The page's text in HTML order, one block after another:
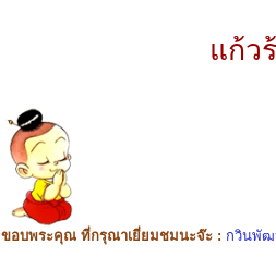
แก้ว
ขอบพระคุณ ที่กรุณาเยี่ยมชมนะจ๊ะ : กวินพั